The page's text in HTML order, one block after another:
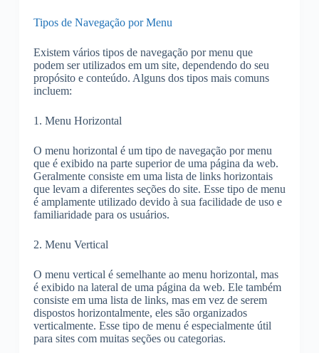
Tipos de Navegação por Menu
Existem vários tipos de navegação por menu que
podem ser utilizados em um site, dependendo do seu
propósito e conteúdo. Alguns dos tipos mais comuns
incluem:
1. Menu Horizontal
O menu horizontal é um tipo de navegação por menu
que é exibido na parte superior de uma página da web.
Geralmente consiste em uma lista de links horizontais
que levam a diferentes seções do site. Esse tipo de menu
é amplamente utilizado devido à sua facilidade de uso e
familiaridade para os usuários.
2. Menu Vertical
O menu vertical é semelhante ao menu horizontal, mas
é exibido na lateral de uma página da web. Ele também
consiste em uma lista de links, mas em vez de serem
dispostos horizontalmente, eles são organizados
verticalmente. Esse tipo de menu é especialmente útil
para sites com muitas seções ou categorias.